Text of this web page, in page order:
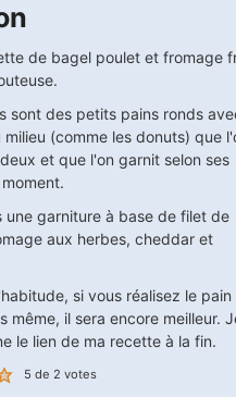
de bagel poulet et fromage
sont des petits pains ronds
milieu (comme les donuts) que
et que l'on garnit selon ses
une garniture à base de filet de
aux herbes, cheddar et
si vous réalisez le pain
même, il sera encore meilleur.
le lien de ma recette à la fin.
5 de 2 votes